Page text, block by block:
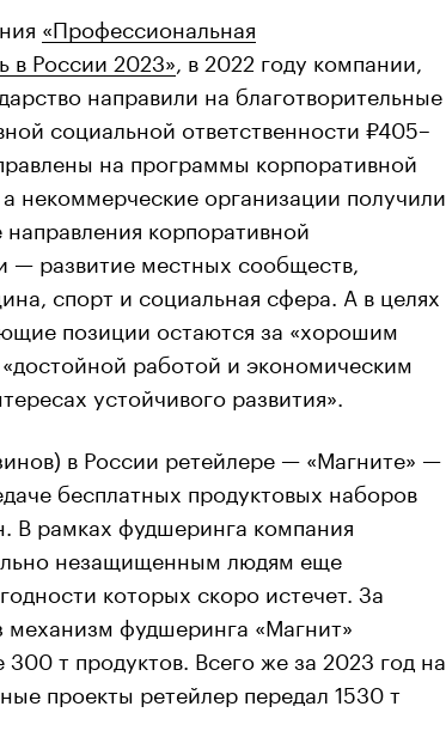
«Профессиональная
в России 2023» , в 2022 году компании,
направили на благотворительные
социальной ответственности ₽405–
на программы корпоративной
некоммерческие организации получили
корпоративной
— развитие местных сообществ,
спорт и социальная сфера. А в целях
позиции остаются за «хорошим
работой и экономическим
устойчивого развития».
в России ретейлере — «Магните» —
бесплатных продуктовых наборов
В рамках фудшеринга компания
незащищенным людям еще
которых скоро истечет. За
механизм фудшеринга «Магнит»
т продуктов. Всего же за 2023 год на
проекты ретейлер передал 1530 т